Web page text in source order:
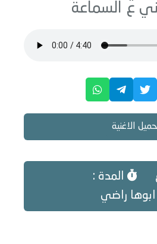
ع السماعة
الاغنية
المدة :
: ابوها راضي